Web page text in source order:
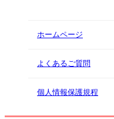
ホームページ
よくあるご質問
個人情報保護規程